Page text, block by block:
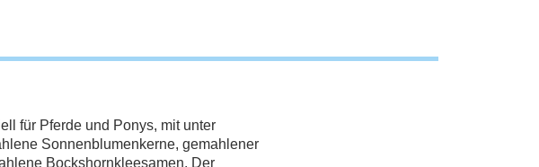
für Pferde und Ponys, mit unter
Sonnenblumenkerne, gemahlener
Bockshornkleesamen. Der